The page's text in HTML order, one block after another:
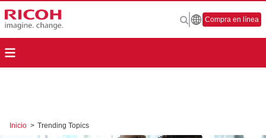
Compra en línea
Inicio > Trending Topics